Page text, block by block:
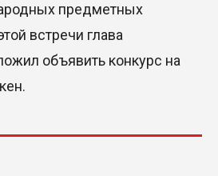
предметных
встречи глава
объявить конкурс на